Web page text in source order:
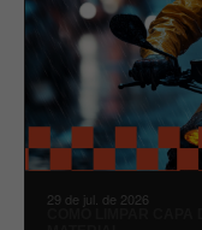
29 de jul. de 2026